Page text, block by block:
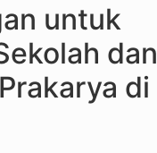
untuk
dan
di